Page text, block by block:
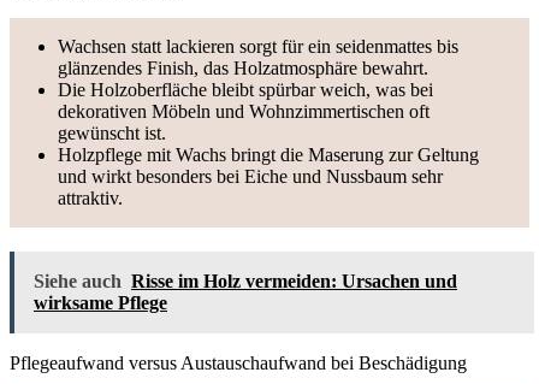
Wachsen statt lackieren sorgt für ein seidenmattes bis
glänzendes Finish, das Holzatmosphäre bewahrt.
Die Holzoberfläche bleibt spürbar weich, was bei
dekorativen Möbeln und Wohnzimmertischen oft
gewünscht ist.
Holzpflege mit Wachs bringt die Maserung zur Geltung
und wirkt besonders bei Eiche und Nussbaum sehr
attraktiv.
Siehe auch Risse im Holz vermeiden: Ursachen und
wirksame Pflege
Pflegeaufwand versus Austauschaufwand bei Beschädigung